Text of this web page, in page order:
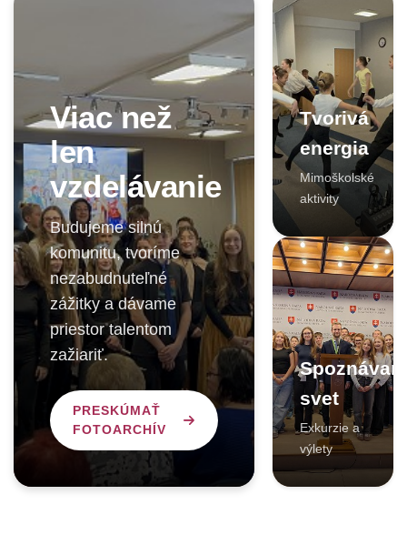
Viac než
len
vzdelávanie
Budujeme silnú
komunitu, tvoríme
nezabudnuteľné
zážitky a dávame
priestor talentom
zažiariť.
PRESKÚMAŤ
FOTOARCHÍV
Tvorivá
energia
Mimoškolské
aktivity
svet
Exkurzie a
výlety